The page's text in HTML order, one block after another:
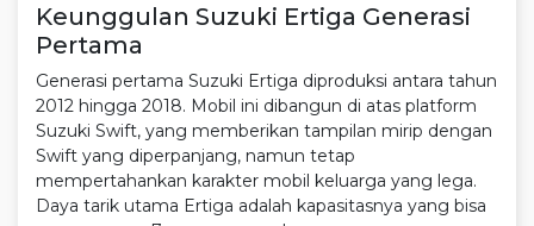
Keunggulan Suzuki Ertiga Generasi
Pertama
Generasi pertama Suzuki Ertiga diproduksi antara tahun
2012 hingga 2018. Mobil ini dibangun di atas platform
Suzuki Swift, yang memberikan tampilan mirip dengan
Swift yang diperpanjang, namun tetap
mempertahankan karakter mobil keluarga yang lega.
Daya tarik utama Ertiga adalah kapasitasnya yang bisa